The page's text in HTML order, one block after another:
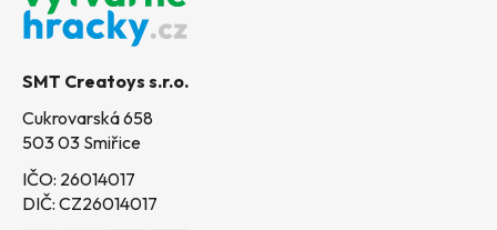
SMT Creatoys s.r.o.
Cukrovarská 658
503 03 Smiřice
IČO: 26014017
DIČ: CZ26014017